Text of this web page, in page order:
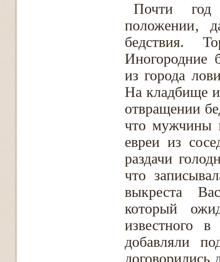
Почти
положении‚
бедствия.
Иногородние
из города
На кладбище и
отвращении
что мужчины
евреи из
раздачи
что
выкреста
который
известного
добавляли
договорились